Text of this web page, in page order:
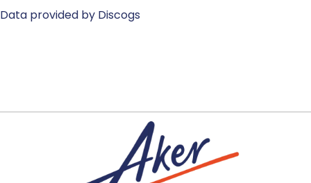
Data provided by Discogs